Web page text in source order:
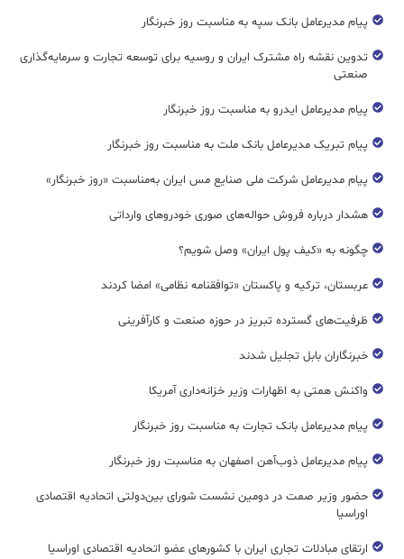
پیام مدیرعامل بانک سپه به مناسبت روز خبرنگار
تدوین نقشه راه مشترک ایران و روسیه برای توسعه تجارت و سرمایه‌گذاری
صنعتی
پیام مدیرعامل ایدرو به مناسبت روز خبرنگار
پیام تبریک مدیرعامل بانک ملت به مناسبت روز خبرنگار
پیام مدیرعامل شرکت ملی صنایع مس ایران به‌مناسبت «روز خبرنگار»
هشدار درباره فروش حواله‌های صوری خودروهای وارداتی
چگونه به «کیف پول ایران» وصل شویم؟
عربستان، ترکیه و پاکستان «توافقنامه نظامی» امضا کردند
ظرفیت‌های گسترده‌ تبریز در حوزه صنعت و کارآفرینی
خبرنگاران بابل تجلیل شدند
واکنش همتی به اظهارات وزیر خزانه‌داری آمریکا
پیام مدیرعامل بانک تجارت به مناسبت روز خبرنگار
پیام مدیرعامل ذوب‌آهن اصفهان به مناسبت روز خبرنگار
حضور وزیر صمت در دومین نشست شورای بین‌دولتی اتحادیه اقتصادی
اوراسیا
ارتقای مبادلات تجاری ایران با کشورهای عضو اتحادیه اقتصادی اوراسیا